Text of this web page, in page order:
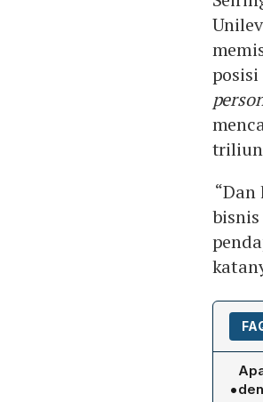
triliun
•